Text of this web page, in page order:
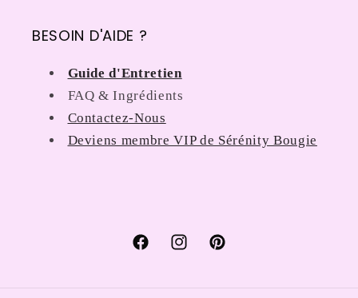
BESOIN D'AIDE ?
Guide d'Entretien
FAQ & Ingrédients
Contactez-Nous
Deviens membre VIP de Sérénity Bougie
FacebookInstagramPinterest